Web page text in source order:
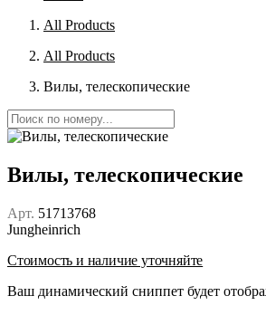
All Products
All Products
Вилы, телескопические
Вилы, телескопические
Арт. 51713768
Jungheinrich
Стоимость и наличие уточняйте
Ваш динамический сниппет будет